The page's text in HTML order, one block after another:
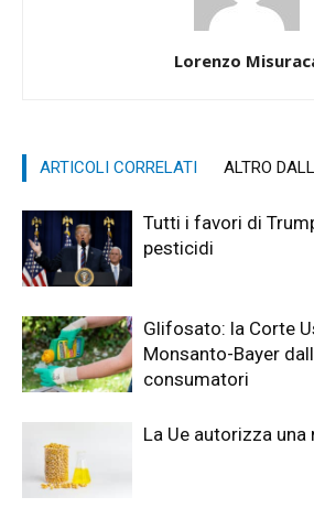
Lorenzo
ARTICOLI CORRELATI ALTRO
Tutti i favori di
pesticidi
Glifosato: la Corte
Monsanto-Bayer
consumatori
La Ue autorizza una